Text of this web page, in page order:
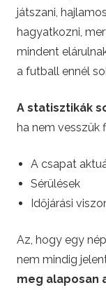
játszani,
hagyatkozni,
mindent
a futball ennél
A statisztikák
ha nem vesszük
A csapat
Sérülések
Időjárási
Az, hogy egy
nem mindig
meg alaposan